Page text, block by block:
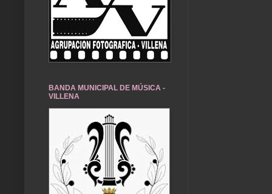
BANDA MUNICIPAL DE MÚSICA -
VILLENA